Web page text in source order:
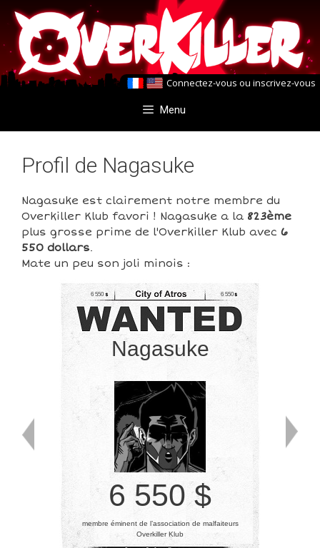
Aller
au
contenu
Aller
au
contenu
Connectez-vous ou inscrivez-vous
Menu
Profil de Nagasuke
Nagasuke est clairement notre membre du
Overkiller Klub favori ! Nagasuke a la 823ème
plus grosse prime de l'Overkiller Klub avec 6
550 dollars.
Mate un peu son joli minois :
6 550
Nagasuke
6 550
6 550 $
membre éminent de l’association de malfaiteurs
Overkiller Klub